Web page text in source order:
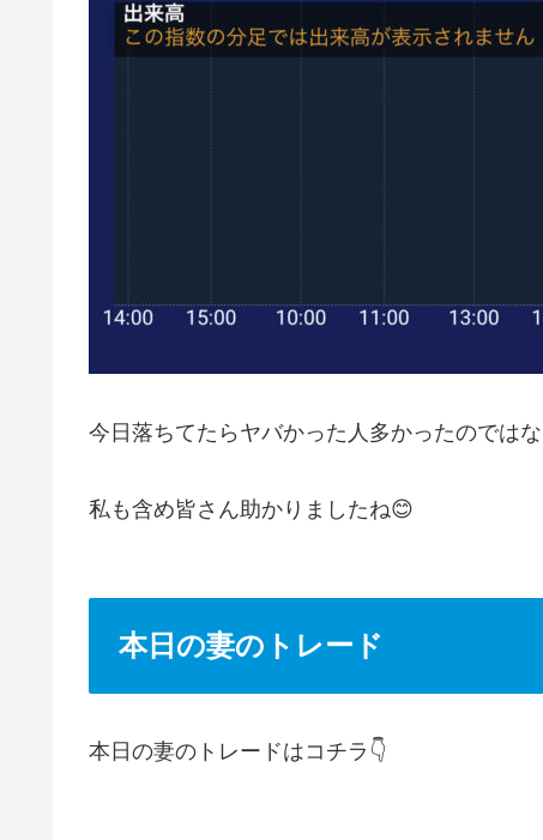
今日落ちてたらヤバかった人多かったのでは
私も含め皆さん助かりましたね😊
本日の妻のトレード
本日の妻のトレードはコチラ👇